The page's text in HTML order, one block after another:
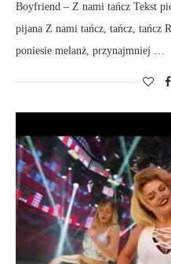
Boyfriend – Z nami tańcz Tekst
pijana Z nami tańcz, tańcz, tańcz
poniesie melanż, przynajmniej …